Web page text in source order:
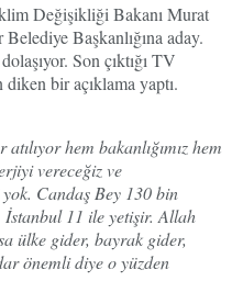
Değişikliği Bakanı Murat
Başkanlığına aday.
Son çıktığı TV
bir açıklama yaptı.
hem bakanlığımız hem
vereceğiz ve
Candaş Bey 130 bin
İstanbul 11 ile yetişir. Allah
ülke gider, bayrak gider,
önemli diye o yüzden